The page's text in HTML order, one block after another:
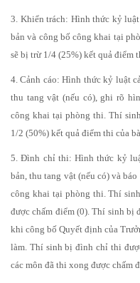
3. Khiển trách: Hình thức kỷ
bản và công bố công khai tại
sẽ bị trừ 1/4 (25%) kết quả điểm
4. Cảnh cáo: Hình thức kỷ luật
thu tang vật (nếu có), ghi rõ
công khai tại phòng thi. Thí
1/2 (50%) kết quả điểm thi của
5. Đình chỉ thi: Hình thức kỷ
bản, thu tang vật (nếu có) và
công khai tại phòng thi. Thí
được chấm điểm (0). Thí sinh bị
khi công bố Quyết định của
làm. Thí sinh bị đình chỉ thi
các môn đã thi xong được chấm